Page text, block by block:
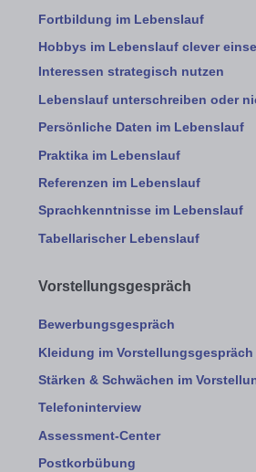
Fortbildung im Lebenslauf
Hobbys im Lebenslauf clever
Interessen strategisch nutzen
Lebenslauf unterschreiben oder
Persönliche Daten im Lebenslauf
Praktika im Lebenslauf
Referenzen im Lebenslauf
Sprachkenntnisse im Lebenslauf
Tabellarischer Lebenslauf
Vorstellungsgespräch
Bewerbungsgespräch
Kleidung im Vorstellungsgespräch
Stärken & Schwächen im
Telefoninterview
Assessment-Center
Postkorbübung